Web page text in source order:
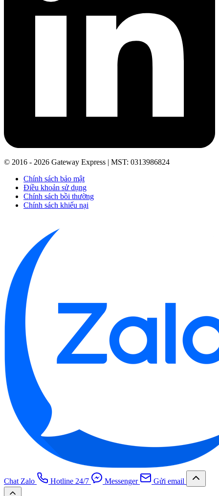
© 2016 - 2026 Gateway Express | MST: 0313986824
Chính sách bảo mật
Điều khoản sử dụng
Chính sách bồi thường
Chính sách khiếu nại
Chat Zalo Hotline 24/7 Messenger Gửi email